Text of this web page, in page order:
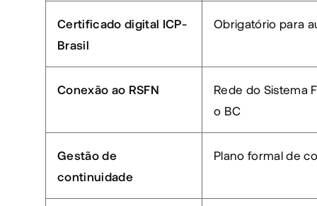
Certificado digital ICP-
Brasil
Obrigatório para
Conexão ao RSFN
Rede do Sistema
o BC
Gestão de
continuidade
Plano formal de